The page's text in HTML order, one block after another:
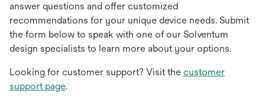
answer questions and offer customized
recommendations for your unique device needs. Submit
the form below to speak with one of our Solventum
design specialists to learn more about your options.
Looking for customer support? Visit the customer
support page.